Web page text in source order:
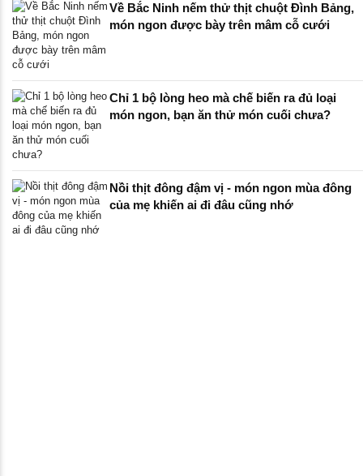
Về Bắc Ninh nếm thử thịt chuột Đình Bảng,
món ngon được bày trên mâm cỗ cưới
Chỉ 1 bộ lòng heo mà chế biến ra đủ loại
món ngon, bạn ăn thử món cuối chưa?
Nồi thịt đông đậm vị - món ngon mùa đông
của mẹ khiến ai đi đâu cũng nhớ